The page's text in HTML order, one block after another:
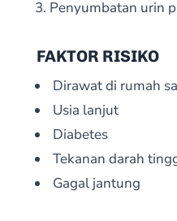
Penyumbatan urin
FAKTOR RISIKO
Dirawat di rumah
Usia lanjut
Diabetes
Tekanan darah
Gagal jantung